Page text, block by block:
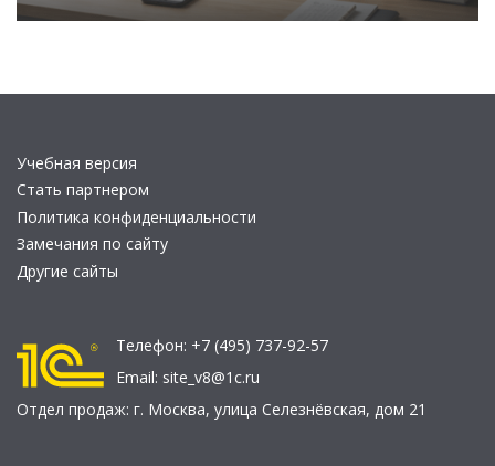
Учебная версия
Стать партнером
Политика конфиденциальности
Замечания по сайту
Другие сайты
Телефон: +7 (495) 737-92-57
Email: site_v8@1c.ru
Отдел продаж: г. Москва, улица Селезнёвская, дом 21